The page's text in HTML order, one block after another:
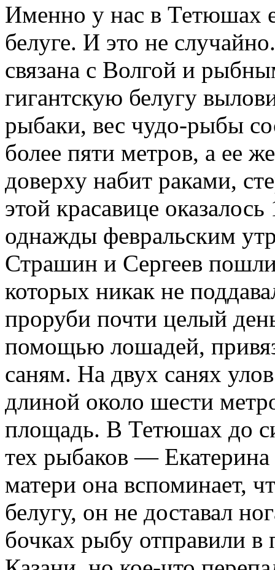
Именно у нас в Тетюшах
белуге. И это не
связана с Волгой и
гигантскую белугу
рыбаки, вес чудо-рыбы
более пяти метров, а ее
доверху набит раками,
этой красавице
однажды февральским
Страшин и Сергеев пошли
которых никак не
проруби почти целый
помощью лошадей,
саням. На двух санях
длиной около шести
площадь. В Тетюшах до
тех рыбаков —
матери она вспоминает,
белугу, он не доставал
бочках рыбу отправили в